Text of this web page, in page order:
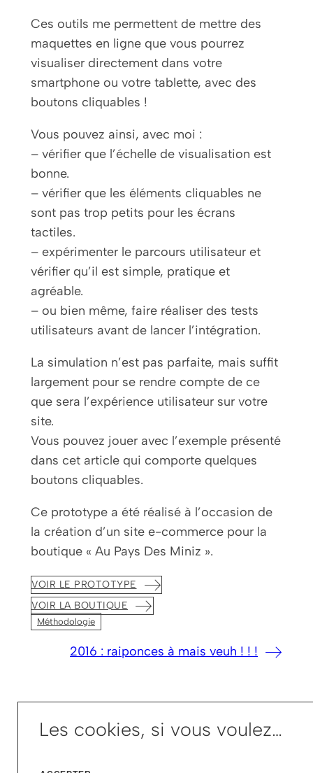
Les cookies, si vous voulez…
Ces outils me permettent de mettre des
maquettes en ligne que vous pourrez
visualiser directement dans votre
smartphone ou votre tablette, avec des
boutons cliquables !
Vous pouvez ainsi, avec moi :
– vérifier que l’échelle de visualisation est
bonne.
– vérifier que les éléments cliquables ne
sont pas trop petits pour les écrans
tactiles.
– expérimenter le parcours utilisateur et
vérifier qu’il est simple, pratique et
agréable.
– ou bien même, faire réaliser des tests
utilisateurs avant de lancer l’intégration.
La simulation n’est pas parfaite, mais suffit
largement pour se rendre compte de ce
que sera l’expérience utilisateur sur votre
site.
Vous pouvez jouer avec l’exemple présenté
dans cet article qui comporte quelques
boutons cliquables.
Ce prototype a été réalisé à l’occasion de
la création d’un site e-commerce pour la
boutique « Au Pays Des Miniz ».
VOIR LE PROTOTYPE
VOIR LA BOUTIQUE
Méthodologie
2016 : raiponces à mais veuh ! ! !